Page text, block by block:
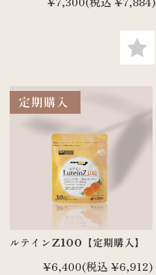
ルテインZ100【定期購入】
¥6,400(税込 ¥6,912)